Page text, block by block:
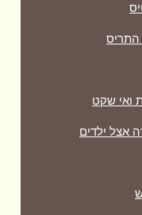
התריס
ואי שקט
אצל ילדים